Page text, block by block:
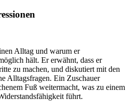
Alltag und warum er
hält. Er erwähnt, dass er
zu machen, und diskutiert mit den
Alltagsfragen. Ein Zuschauer
Fuß weitermacht, was zu einem
führt.